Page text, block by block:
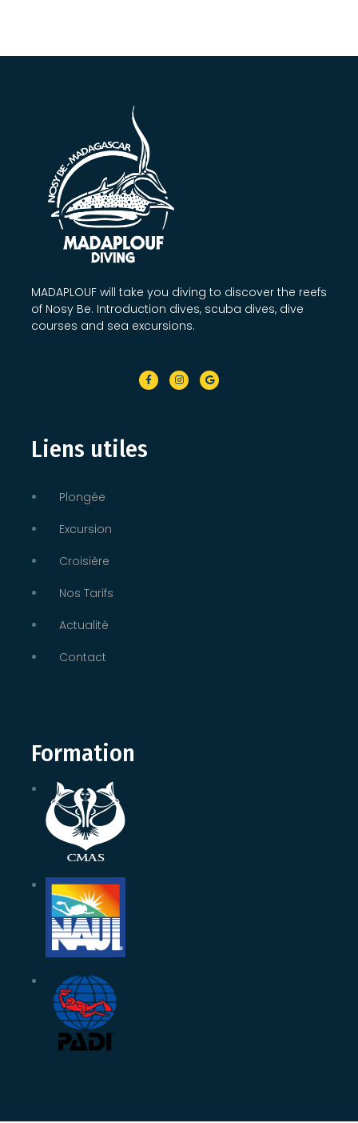
MADAPLOUF will take you diving to discover the reefs
of Nosy Be. Introduction dives, scuba dives, dive
courses and sea excursions.
Liens utiles
Plongée
Excursion
Croisière
Nos Tarifs
Actualité
Contact
Formation